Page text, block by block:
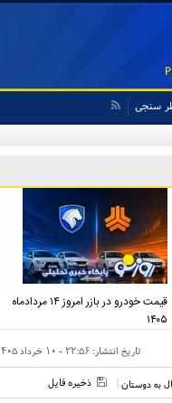
سنجی
پیشنهاد بدهد قبول می‌کنم
قیمت خودرو در بازر امروز ۱۴ مردادماه
۱۴۰۵
تاریخ انتشار: ۲۲:۵۶ - ۱۰ خرداد ۱۴۰۵
به دوستان ذخیره فایل